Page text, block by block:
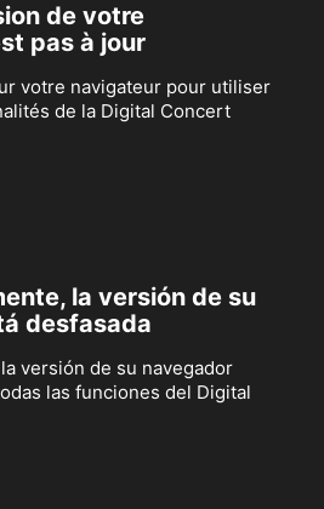
de votre
pas à jour
votre navigateur pour utiliser
de la Digital Concert
la versión de su
desfasada
versión de su navegador
las funciones del Digital